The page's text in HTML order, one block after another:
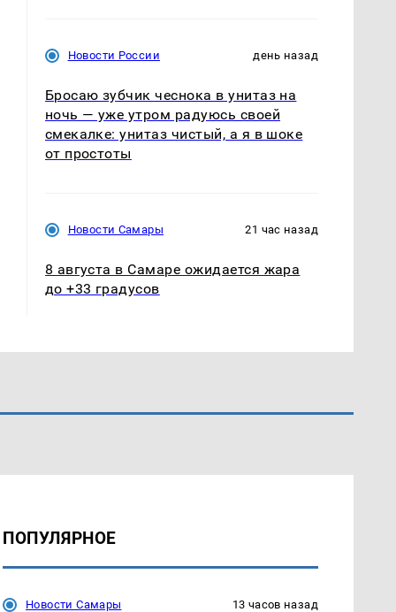
Новости России день назад
Бросаю зубчик чеснока в унитаз на
ночь — уже утром радуюсь своей
смекалке: унитаз чистый, а я в шоке
от простоты
Новости Самары 21 час назад
8 августа в Самаре ожидается жара
до +33 градусов
ПОПУЛЯРНОЕ
Новости Самары 13 часов назад